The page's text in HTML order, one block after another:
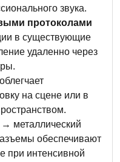
звука.
протоколами
в существующие
удаленно через
на сцене или в
→ металлический
обеспечивают
при интенсивной